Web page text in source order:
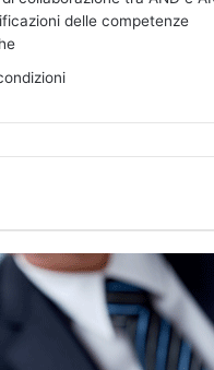
delle competenze